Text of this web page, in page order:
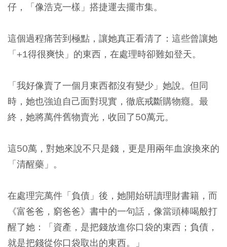
仔，「像浩克一樣」搭捷運去擺市集。
這個過程痛苦到極點，讓她真正看清了：這些曾讓她
「+1得很爽快」的東西，在處理時卻難如登天。
「我好像賣了一個月東西都沒有變少」她說。但同
時，她也強迫自己面對現實，徹底戒斷購物癮。最
終，她將萬件舊物賣光，收回了50萬元。
這50萬，對她來說不只是錢，更是用兩年血淚換來的
「清醒藥」。
在處理完萬件「負債」後，她開始研讀理財書籍，而
《富爸爸，窮爸爸》書中的一句話，像當頭棒喝般打
醒了她：
「資產，是把錢放進你口袋的東西；負債，
就是把錢從你口袋取出的東西。」